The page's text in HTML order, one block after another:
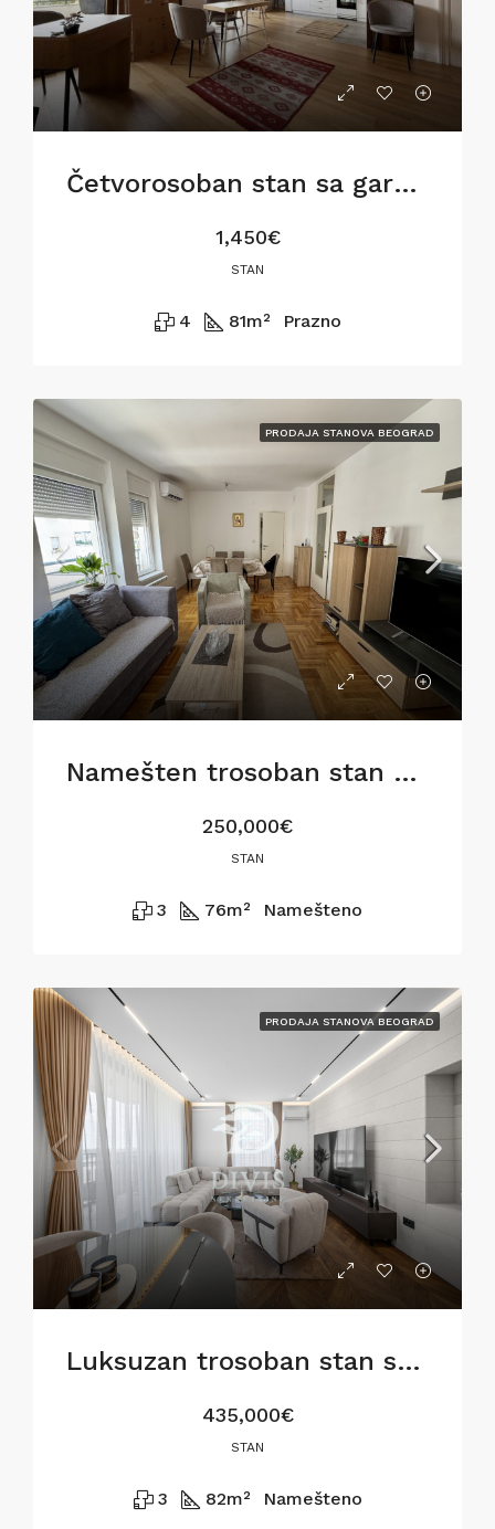
Četvorosoban stan sa garažom na Dorćolu
1,450€
STAN
4 81m² Prazno
PRODAJA STANOVA BEOGRAD
Namešten trosoban stan na Voždovcu
250,000€
STAN
3 76m² Namešteno
PRODAJA STANOVA BEOGRAD
Luksuzan trosoban stan sa pogledom na Savu
435,000€
STAN
3 82m² Namešteno